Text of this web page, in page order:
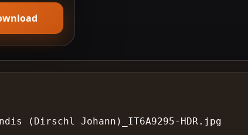
(Dirschl Johann)_IT6A9295-HDR.jpg